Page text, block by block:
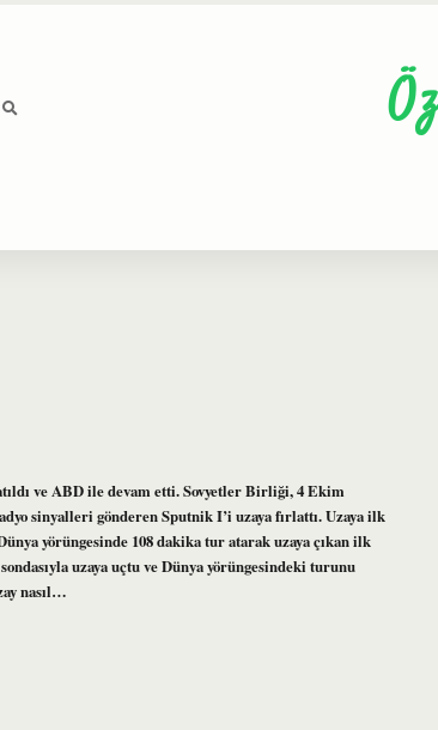
ve ABD ile devam etti. Sovyetler Birliği, 4 Ekim
sinyalleri gönderen Sputnik I’i uzaya fırlattı. Uzaya ilk
yörüngesinde 108 dakika tur atarak uzaya çıkan ilk
uzaya uçtu ve Dünya yörüngesindeki turunu
nasıl…